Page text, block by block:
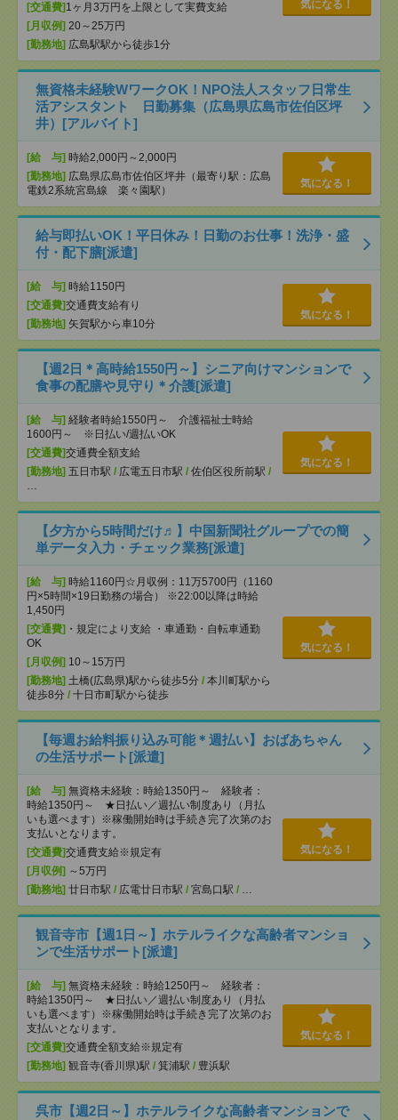
[交通費] 1ヶ月3万円を上限として実費支給
[月収例] 20～25万円
[勤務地] 広島駅駅から徒歩1分
気になる！
無資格未経験WワークOK！NPO法人スタッフ日常生
活アシスタント 日勤募集（広島県広島市佐伯区坪
井）[アルバイト]
[給 与] 時給2,000円～2,000円
[勤務地] 広島県広島市佐伯区坪井（最寄り駅：広島
電鉄2系統宮島線 楽々園駅）
気になる！
給与即払いOK！平日休み！日勤のお仕事！洗浄・盛
付・配下膳[派遣]
[給 与] 時給1150円
[交通費]交通費支給有り
[勤務地] 矢賀駅から車10分
気になる！
【週2日＊高時給1550円～】シニア向けマンションで
食事の配膳や見守り＊介護[派遣]
[給 与] 経験者時給1550円～ 介護福祉士時給
1600円～ ※日払い/週払いOK
[交通費]交通費全額支給
[勤務地] 五日市駅 / 広電五日市駅 / 佐伯区役所前駅 /
…
気になる！
【夕方から5時間だけ♬】中国新聞社グループでの簡
単データ入力・チェック業務[派遣]
[給 与] 時給1160円☆月収例：11万5700円（1160
円×5時間×19日勤務の場合） ※22:00以降は時給
1,450円
[交通費] ・規定により支給 ・車通勤・自転車通勤
OK
[月収例] 10～15万円
[勤務地] 土橋(広島県)駅から徒歩5分 / 本川町駅から
徒歩8分 / 十日市町駅から徒歩
気になる！
【毎週お給料振り込み可能＊週払い】おばあちゃん
の生活サポート[派遣]
[給 与] 無資格未経験：時給1350円～ 経験者：
時給1350円～ ★日払い／週払い制度あり（月払
いも選べます）※稼働開始時は手続き完了次第のお
支払いとなります。
[交通費]交通費支給※規定有
[月収例] ～5万円
[勤務地] 廿日市駅 / 広電廿日市駅 / 宮島口駅 / …
気になる！
観音寺市【週1日～】ホテルライクな高齢者マンショ
ンで生活サポート[派遣]
[給 与] 無資格未経験：時給1250円～ 経験者：
時給1350円～ ★日払い／週払い制度あり（月払
いも選べます）※稼働開始時は手続き完了次第のお
支払いとなります。
[交通費]交通費全額支給※規定有
[勤務地] 観音寺(香川県)駅 / 箕浦駅 / 豊浜駅
気になる！
呉市【週2日～】ホテルライクな高齢者マンションで